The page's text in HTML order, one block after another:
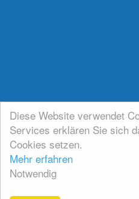
Diese Website verwendet
Services erklären Sie sich
Cookies setzen.
Mehr erfahren
Notwendig